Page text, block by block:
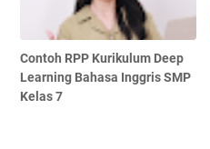
Contoh RPP Kurikulum Deep
Learning Bahasa Inggris SMP
Kelas 7